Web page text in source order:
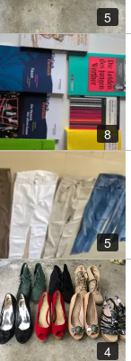
5
8
5
4